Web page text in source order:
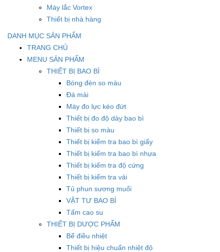
Máy lắc Vortex
Thiết bị nhà hàng
DANH MỤC SẢN PHẨM
TRANG CHỦ
MENU SẢN PHẨM
THIẾT BỊ BAO BÌ
Bóng đèn so màu
Đá mài
Máy đo lực kéo đứt
Thiết bị đo độ dày bao bì
Thiết bị so màu
Thiết bị kiểm tra bao bì giấy
Thiết bị kiểm tra bao bì nhựa
Thiết bị kiểm tra độ cứng
Thiết bị kiểm tra vải
Tủ phun sương muối
VẬT TƯ BAO BÌ
Tấm cao su
THIẾT BỊ DƯỢC PHẨM
Bể điều nhiệt
Thiết bị hiệu chuẩn nhiệt độ